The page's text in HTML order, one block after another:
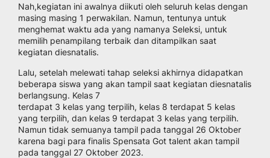
Nah,kegiatan ini awalnya diikuti oleh seluruh kelas dengan
masing masing 1 perwakilan. Namun, tentunya untuk
menghemat waktu ada yang namanya Seleksi, untuk
memilih penampilang terbaik dan ditampilkan saat
kegiatan diesnatalis.
Lalu, setelah melewati tahap seleksi akhirnya didapatkan
beberapa siswa yang akan tampil saat kegiatan diesnatalis
berlangsung. Kelas 7
terdapat 3 kelas yang terpilih, kelas 8 terdapat 5 kelas
yang terpilih, dan kelas 9 terdapat 3 kelas yang terpilih.
Namun tidak semuanya tampil pada tanggal 26 Oktober
karena bagi para finalis Spensata Got talent akan tampil
pada tanggal 27 Oktober 2023.